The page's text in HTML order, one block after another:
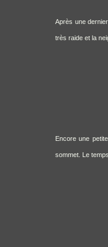
Après une
très raide et la
Encore une
sommet. Le